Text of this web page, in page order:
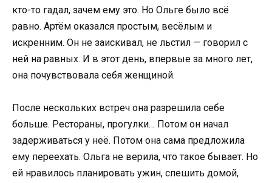
кто-то гадал, зачем ему это. Но Ольге было всё
равно. Артём оказался простым, весёлым и
искренним. Он не заискивал, не льстил — говорил с
ней на равных. И в этот день, впервые за много лет,
она почувствовала себя женщиной.
После нескольких встреч она разрешила себе
больше. Рестораны, прогулки… Потом он начал
задерживаться у неё. Потом она сама предложила
ему переехать. Ольга не верила, что такое бывает. Но
ей нравилось планировать ужин, спешить домой,